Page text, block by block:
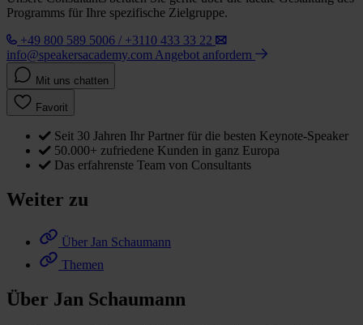
Programms für Ihre spezifische Zielgruppe.
+49 800 589 5006 / +3110 433 33 22
info@speakersacademy.com Angebot anfordern
Mit uns chatten
Favorit
Seit 30 Jahren Ihr Partner für die besten Keynote-Speaker
50.000+ zufriedene Kunden in ganz Europa
Das erfahrenste Team von Consultants
Weiter zu
Über Jan Schaumann
Themen
Über Jan Schaumann